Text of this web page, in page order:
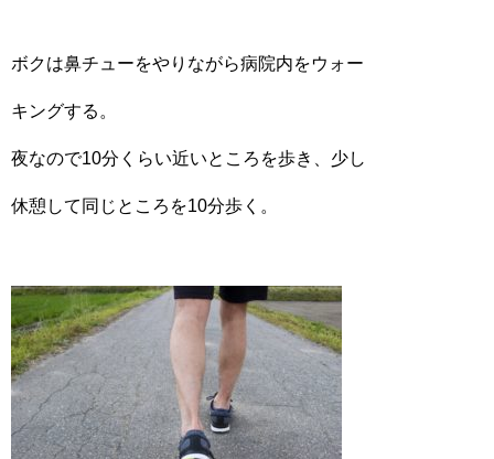
ボクは鼻チューをやりながら病院内をウォー
キングする。
夜なので10分くらい近いところを歩き、少し
休憩して同じところを10分歩く。